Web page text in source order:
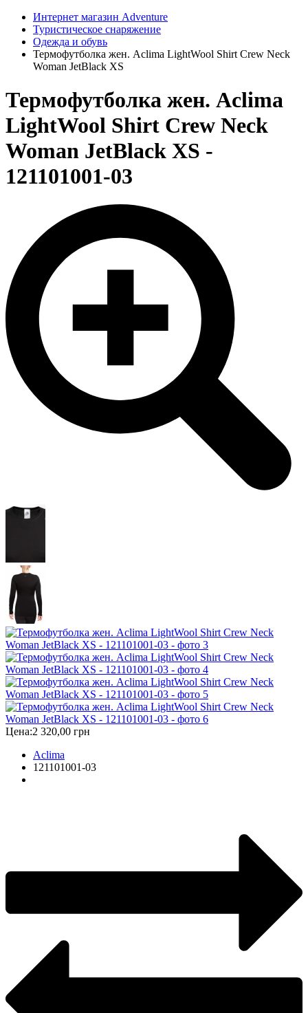
Интернет магазин Adventure
Туристическое снаряжение
Одежда и обувь
Термофутболка жен. Aclima LightWool Shirt Crew Neck
Woman JetBlack XS
Термофутболка жен. Aclima
LightWool Shirt Crew Neck
Woman JetBlack XS -
121101001-03
Цена:2 320,00 грн
Aclima
121101001-03